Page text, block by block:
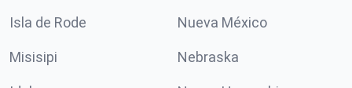
Isla de Rode Nueva México
Misisipi Nebraska